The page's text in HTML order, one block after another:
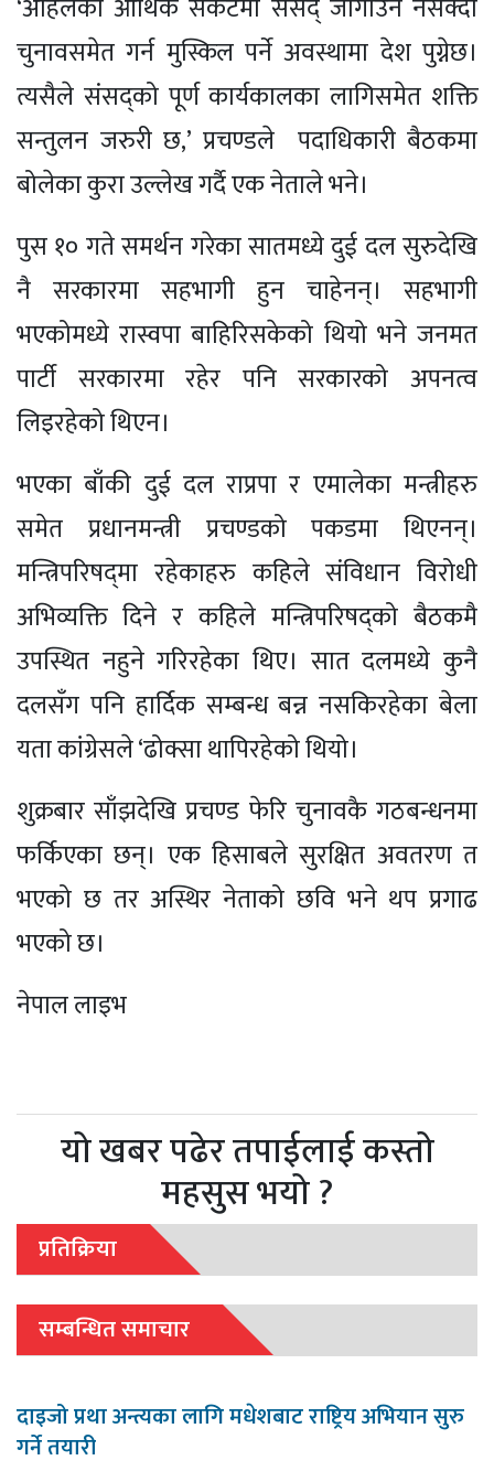
‘अहिलेको आर्थिक संकटमा संसद् जोगाउन नसक्दा
चुनावसमेत गर्न मुस्किल पर्ने अवस्थामा देश पुग्नेछ।
त्यसैले संसद्को पूर्ण कार्यकालका लागिसमेत शक्ति
सन्तुलन जरुरी छ,’ प्रचण्डले पदाधिकारी बैठकमा
बोलेका कुरा उल्लेख गर्दै एक नेताले भने।
पुस १० गते समर्थन गरेका सातमध्ये दुई दल सुरुदेखि
नै सरकारमा सहभागी हुन चाहेनन्। सहभागी
भएकोमध्ये रास्वपा बाहिरिसकेको थियो भने जनमत
पार्टी सरकारमा रहेर पनि सरकारको अपनत्व
लिइरहेको थिएन।
भएका बाँकी दुई दल राप्रपा र एमालेका मन्त्रीहरु
समेत प्रधानमन्त्री प्रचण्डको पकडमा थिएनन्।
मन्त्रिपरिषद्‌मा रहेकाहरु कहिले संविधान विरोधी
अभिव्यक्ति दिने र कहिले मन्त्रिपरिषद्को बैठकमै
उपस्थित नहुने गरिरहेका थिए। सात दलमध्ये कुनै
दलसँग पनि हार्दिक सम्बन्ध बन्न नसकिरहेका बेला
यता कांग्रेसले ‘ढोक्सा थापिरहेको थियो।
शुक्रबार साँझदेखि प्रचण्ड फेरि चुनावकै गठबन्धनमा
फर्किएका छन्। एक हिसाबले सुरक्षित अवतरण त
भएको छ तर अस्थिर नेताको छवि भने थप प्रगाढ
भएको छ।
नेपाल लाइभ
यो खबर पढेर तपाईलाई कस्तो
महसुस भयो ?
प्रतिक्रिया
सम्बन्धित समाचार
दाइजो प्रथा अन्त्यका लागि मधेशबाट राष्ट्रिय अभियान सुरु
गर्ने तयारी